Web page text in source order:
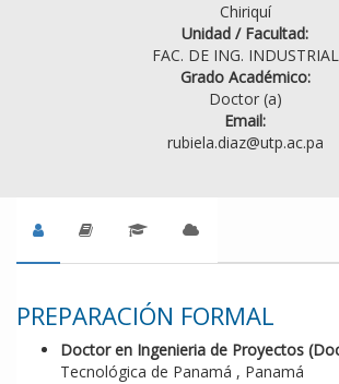
Chiriquí
Unidad / Facultad:
FAC. DE ING. INDUSTRIAL
Grado Académico:
Doctor (a)
Email:
rubiela.diaz@utp.ac.pa
PREPARACIÓN FORMAL
Doctor en Ingenieria de Proyectos
Tecnológica de Panamá , Panamá